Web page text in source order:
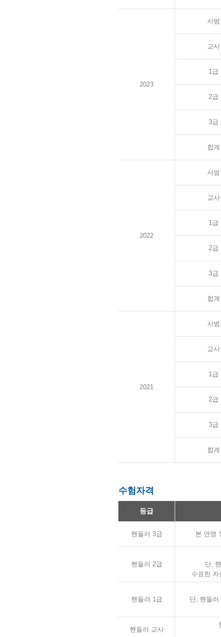
2023
사범
교사
1급
2급
3급
합계
2022
사범
교사
1급
2급
3급
합계
2021
사범
교사
1급
2급
3급
합계
수험자격
등급
핸들러 3급 본 연맹
핸들러 2급
단,
수료한
핸들러 1급 단, 핸들
핸들러 교사